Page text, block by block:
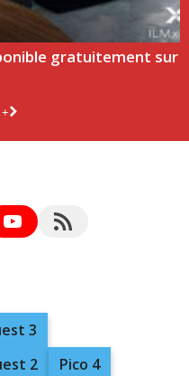
gratuitement sur
YouTubeRSS Feed
3
2
Pico 4